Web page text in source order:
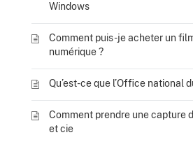
Windows
Comment puis-je acheter un
numérique ?
Qu’est-ce que l’Office national
Comment prendre une capture
et cie